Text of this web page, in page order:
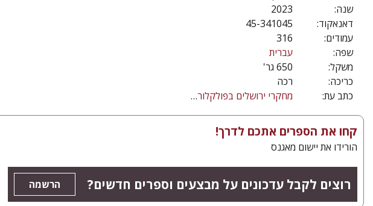
שנה:
2023
דאנאקוד:
45-341045
עמודים:
316
שפה:
עברית
משקל:
650 גר'
כריכה:
רכה
כתב עת:
מחקרי ירושלים בפולקלור יהודי
קחו את הספרים אתכם לדרך!
הורידו את יישום מאגנס
רוצים לקבל עדכונים על מבצעים וספרים חדשים? הרשמה